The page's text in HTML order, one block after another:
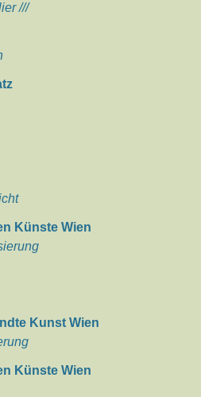
///
Künste Wien
Kunst Wien
Künste Wien